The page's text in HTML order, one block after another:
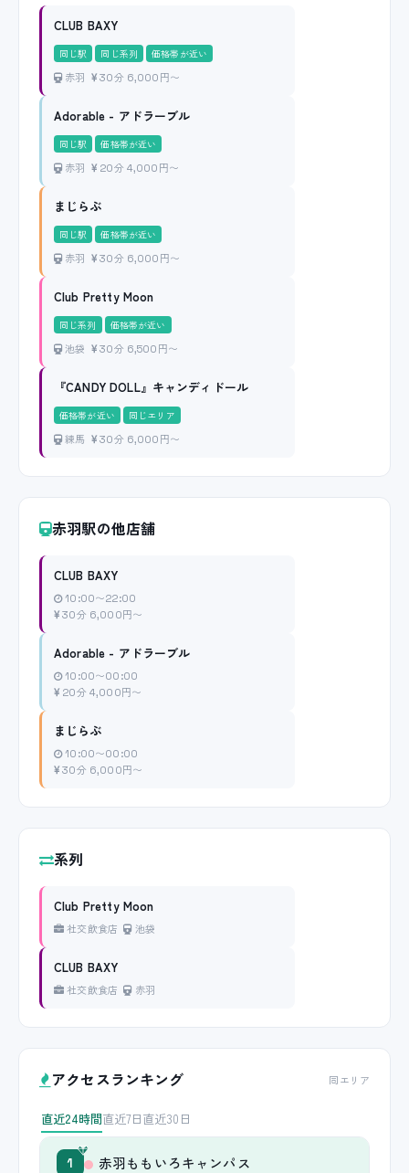
CLUB BAXY
同じ駅 同じ系列 価格帯が近い
赤羽 30分 6,000円〜
Adorable - アドラーブル
同じ駅 価格帯が近い
赤羽 20分 4,000円〜
まじらぶ
同じ駅 価格帯が近い
赤羽 30分 6,000円〜
Club Pretty Moon
同じ系列 価格帯が近い
池袋 30分 6,500円〜
『CANDY DOLL』キャンディドール
価格帯が近い 同じエリア
練馬 30分 6,000円〜
赤羽駅の他店舗
CLUB BAXY
10:00〜22:00
30分 6,000円〜
Adorable - アドラーブル
10:00〜00:00
20分 4,000円〜
まじらぶ
10:00〜00:00
30分 6,000円〜
系列
Club Pretty Moon
社交飲食店 池袋
CLUB BAXY
社交飲食店 赤羽
アクセスランキング 同エリア
直近24時間直近7日直近30日
1 赤羽ももいろキャンパス